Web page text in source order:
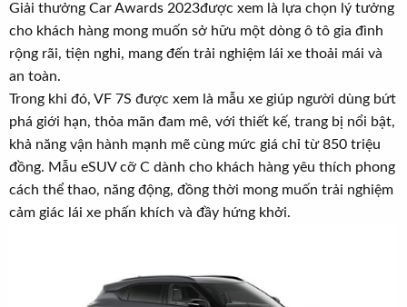
r
Giải thưởng Car Awards 2023được xem là lựa chọn lý tưởng
cho khách hàng mong muốn sở hữu một dòng ô tô gia đình
rộng rãi, tiện nghi, mang đến trải nghiệm lái xe thoải mái và
an toàn.
Trong khi đó, VF 7S được xem là mẫu xe giúp người dùng bứt
phá giới hạn, thỏa mãn đam mê, với thiết kế, trang bị nổi bật,
khả năng vận hành mạnh mẽ cùng mức giá chỉ từ 850 triệu
đồng. Mẫu eSUV cỡ C dành cho khách hàng yêu thích phong
cách thể thao, năng động, đồng thời mong muốn trải nghiệm
cảm giác lái xe phấn khích và đầy hứng khởi.